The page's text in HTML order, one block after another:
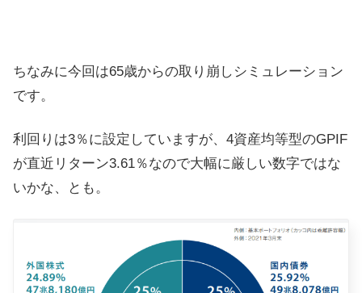
ちなみに今回は65歳からの取り崩しシミュレーション
です。
利回りは3％に設定していますが、4資産均等型のGPIF
が直近リターン3.61％なので大幅に厳しい数字ではな
いかな、とも。